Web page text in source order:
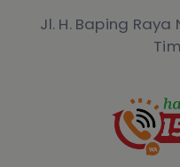
Jl. H. Baping